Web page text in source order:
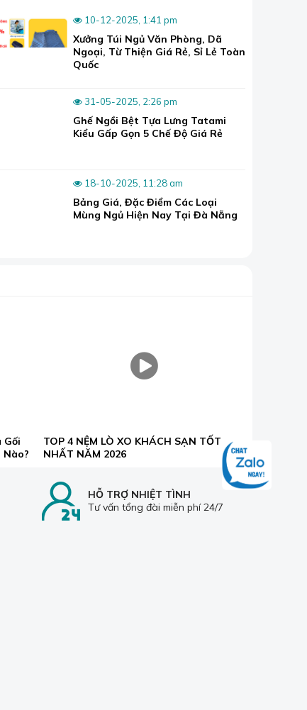
10-12-2025, 1:41 pm
Xưởng Túi Ngủ Văn Phòng, Dã
Ngoại, Từ Thiện Giá Rẻ, Sỉ Lẻ Toàn
Quốc
31-05-2025, 2:26 pm
Ghế Ngồi Bệt Tựa Lưng Tatami
Kiểu Gấp Gọn 5 Chế Độ Giá Rẻ
18-10-2025, 11:28 am
Bảng Giá, Đặc Điểm Các Loại
Mùng Ngủ Hiện Nay Tại Đà Nẵng
Gối
TOP 4 NỆM LÒ XO KHÁCH SẠN TỐT
NHẤT NĂM 2026
HỖ TRỢ NHIỆT TÌNH
Tư vấn tổng đài miễn phí 24/7